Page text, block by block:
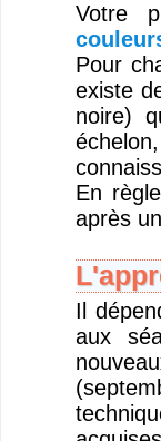
Votre
Pour
existe
noire)
En
après
Il
aux